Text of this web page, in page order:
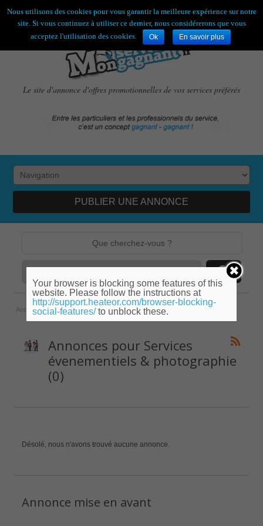
Bienvenue,visiteur ![S'enregistrer|Connexion]
Le site d'annonce d'offres promotionnelles de vos services préférés
PUBLIER UNE ANNONCE
Accueil » Corse » Services évenementiels & photographie
Annonces pour Services
évenementiels & photographie
(0)
Désolé, nous n'avons trouvé aucune annonce.
Annonce mise en avant
Nous utilisons des cookies pour vous garantir la meilleure expérience sur notre
site. Si vous continuez à utiliser ce dernier, nous considérerons que vous
acceptez l'utilisation des cookies.
Ok En savoir plus
Your browser is blocking some features of this
website. Please follow the instructions at
http://support.heateor.com/browser-blocking-
social-features/to unblock these.